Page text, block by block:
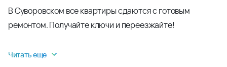
В Суворовском все квартиры сдаются с готовым
ремонтом. Получайте ключи и переезжайте!
Читать еще